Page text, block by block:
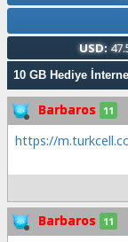
USD:
10 GB Hediye
Barbaros 11
https://
Barbaros 11